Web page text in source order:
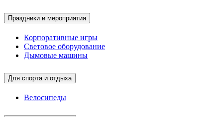
Праздники и мероприятия
Корпоративные игры
Световое оборудование
Дымовые машины
Для спорта и отдыха
Велосипеды